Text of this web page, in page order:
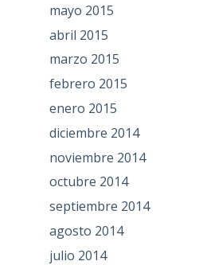
mayo 2015
abril 2015
marzo 2015
febrero 2015
enero 2015
diciembre 2014
noviembre 2014
octubre 2014
septiembre 2014
agosto 2014
julio 2014